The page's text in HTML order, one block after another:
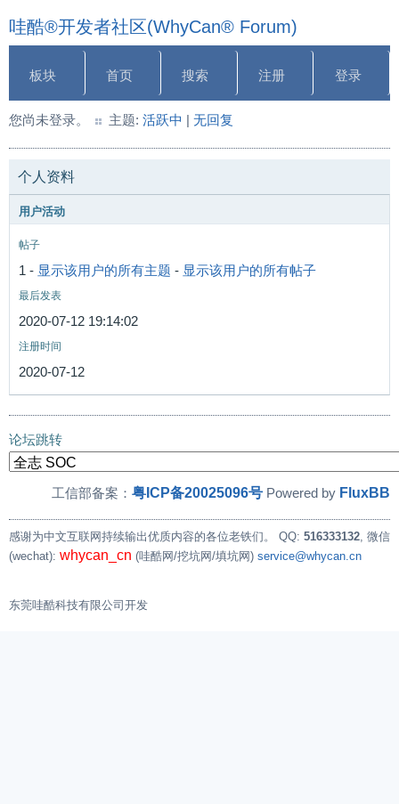
哇酷®开发者社区(WhyCan® Forum)
板块 首页 搜索 注册 登录
您尚未登录。 主题: 活跃中 | 无回复
个人资料
用户活动
帖子
1 - 显示该用户的所有主题 - 显示该用户的所有帖子
最后发表
2020-07-12 19:14:02
注册时间
2020-07-12
论坛跳转
工信部备案： 粤ICP备20025096号 Powered by FluxBB
感谢为中文互联网持续输出优质内容的各位老铁们。 QQ: 516333132, 微信
(wechat): whycan_cn (哇酷网/挖坑网/填坑网) service@whycan.cn
东莞哇酷科技有限公司开发